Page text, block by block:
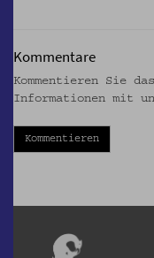
Kommentare
Kommentieren Sie
Informationen mit
Kommentieren